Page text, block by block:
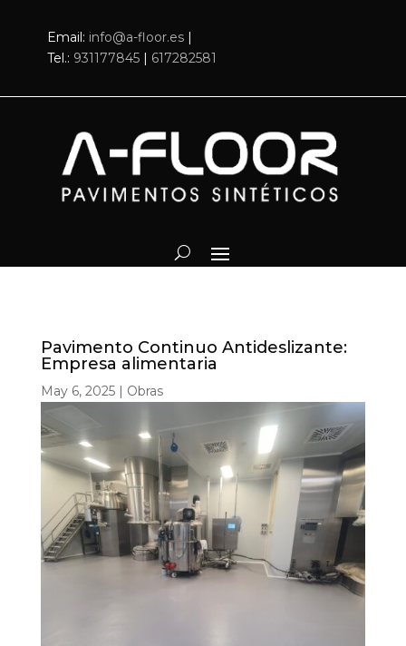
Email: info@a-floor.es |
Tel.: 931177845 | 617282581
Pavimento Continuo Antideslizante:
Empresa alimentaria
May 6, 2025| Obras